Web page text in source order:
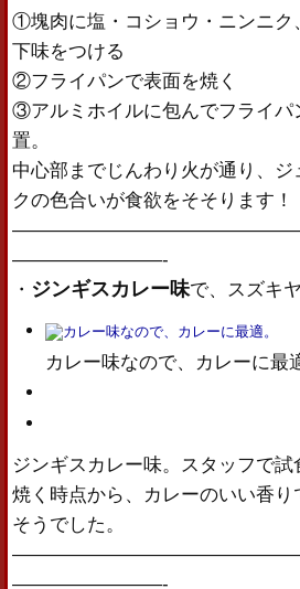
①塊肉に塩・コショウ・ニンニク
下味をつける
②フライパンで表面を焼く
③アルミホイルに包んでフライパ
置。
中心部までじんわり火が通り、
クの色合いが食欲をそそります！
————————-
・ ジンギスカレー味で、スズキ
カレー味なので、カレーに最
ジンギスカレー味。スタッフで試
焼く時点から、カレーのいい香り
そうでした。
————————-